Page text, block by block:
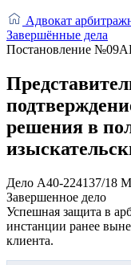
Адвокат
Завершённые дела
Постановление
решения в
Дело А40-224137/18
Завершенное дело
Успешная защита в
инстанции ранее
клиента.